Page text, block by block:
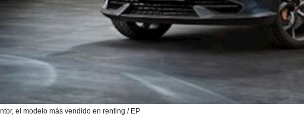
el modelo más vendido en renting / EP